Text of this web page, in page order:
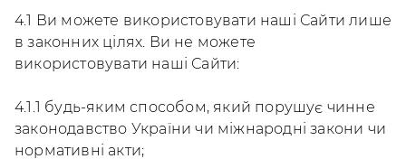
4.1 Ви можете використовувати наші Сайти лише
в законних цілях. Ви не можете
використовувати наші Сайти:
4.1.1 будь-яким способом, який порушує чинне
законодавство України чи міжнародні закони чи
нормативні акти;